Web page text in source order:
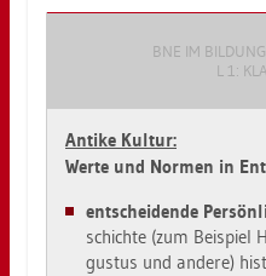
BNE IM
L 1:
An­ti­ke Kul­tur:
Werte und Nor­men in
ent­schei­den­de
schich­te (zum Bei­spiel
gus­tus und an­de­re)